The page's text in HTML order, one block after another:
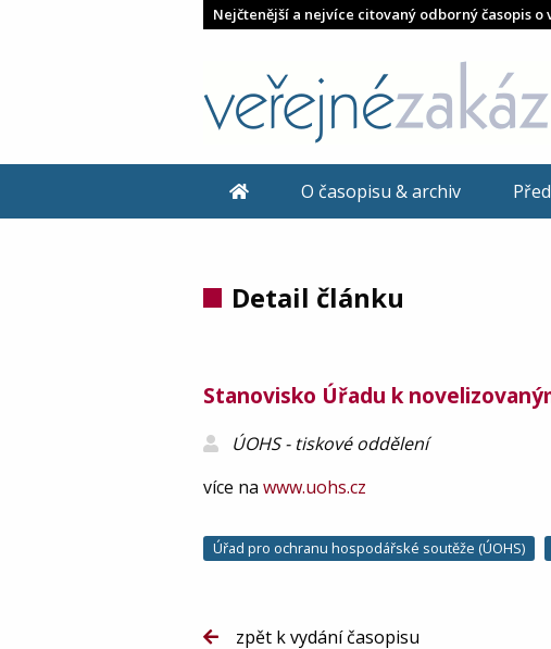
Nejčtenější a nejvíce citovaný odborný časopis
O časopisu & archiv
Detail článku
Stanovisko Úřadu k
ÚOHS - tiskové oddělení
více na www.uohs.cz
Úřad pro ochranu hospodářské soutěže (ÚOHS)
zpět k vydání časopisu